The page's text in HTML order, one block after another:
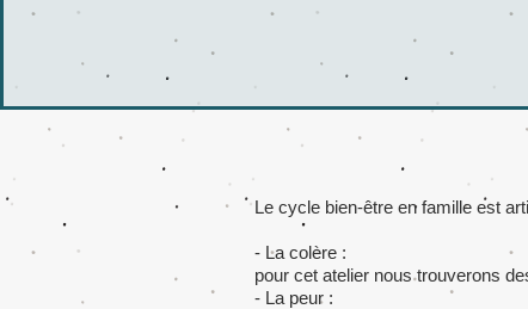
Le cycle bien-être en famille est
- La colère :
pour cet atelier nous trouverons
- La peur :